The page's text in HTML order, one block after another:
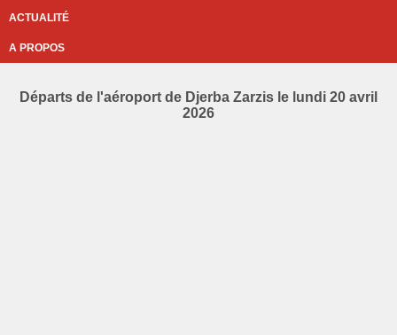
ACTUALITÉ
A PROPOS
Départs de l'aéroport de Djerba Zarzis le lundi 20 avril
2026